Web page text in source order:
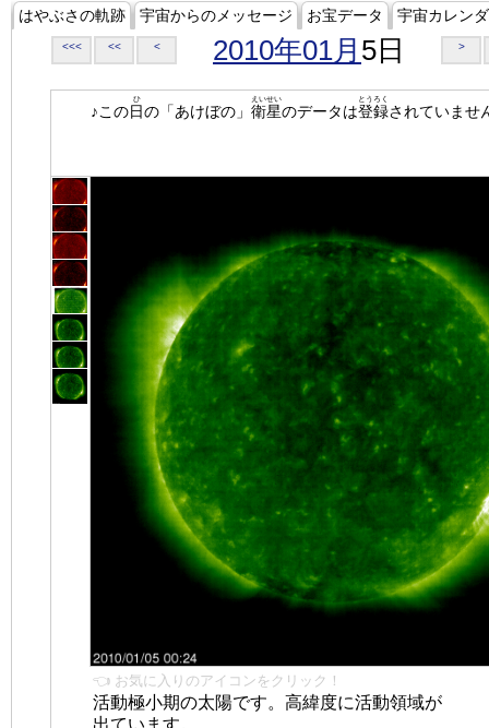
はやぶさの軌跡 宇宙からのメッセージ お宝データ 宇宙カレン
<<< << < 2010年01月 5日 >
♪この日
ひ
の「あけぼの」 衛星
えいせい
のデータは登録
とうろく
されていませ
👈 お気に入りのアイコンをクリック！
活動極小期の太陽です。高緯度に活動領域が
出ています。